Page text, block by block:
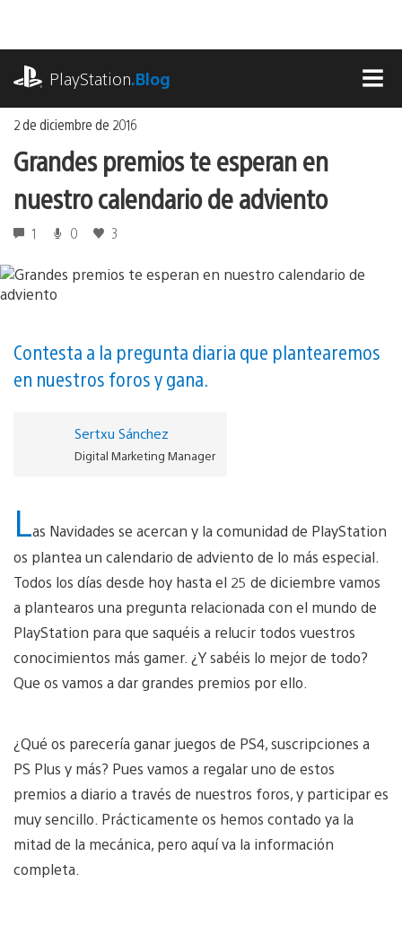
contenido
PlayStation.Blog
2 de diciembre de 2016
Grandes premios te esperan en
nuestro calendario de adviento
1 0 3
Contesta a la pregunta diaria que plantearemos
en nuestros foros y gana.
Sertxu Sánchez
Digital Marketing Manager
Las Navidades se acercan y la comunidad de PlayStation
os plantea un calendario de adviento de lo más especial.
Todos los días desde hoy hasta el 25 de diciembre vamos
a plantearos una pregunta relacionada con el mundo de
PlayStation para que saquéis a relucir todos vuestros
conocimientos más gamer. ¿Y sabéis lo mejor de todo?
Que os vamos a dar grandes premios por ello.
¿Qué os parecería ganar juegos de PS4, suscripciones a
PS Plus y más? Pues vamos a regalar uno de estos
premios a diario a través de nuestros foros, y participar es
muy sencillo. Prácticamente os hemos contado ya la
mitad de la mecánica, pero aquí va la información
completa.